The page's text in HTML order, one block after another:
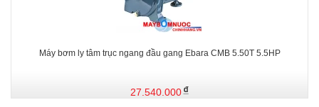
Máy bơm ly tâm trục ngang đầu gang Ebara CMB 5.50T 5.5HP
27.540.000